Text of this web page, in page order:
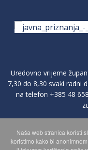
Uredovno vrijeme
7,30 do 8,30 svaki radni
na telefon +385 48
POLITIKA ZAŠTITE
Naša web stranica koristi
koristimo kako bi